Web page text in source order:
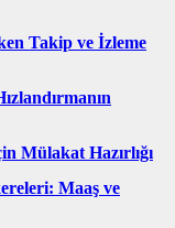
Takip ve İzleme
Mülakat Hazırlığı
Maaş ve